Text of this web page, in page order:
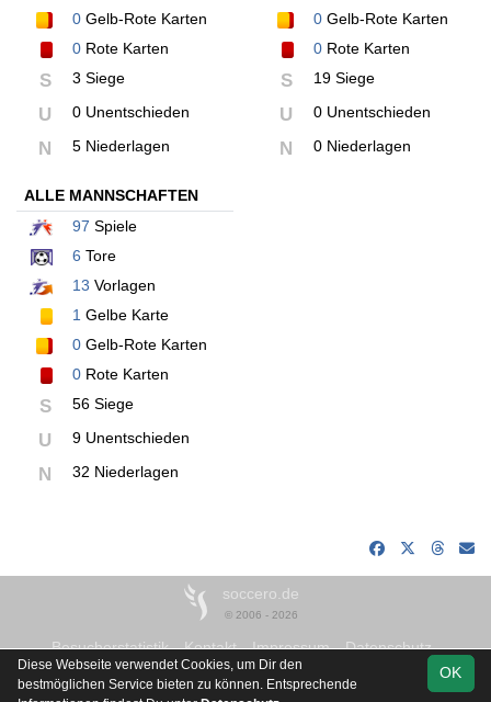
0 Gelb-Rote Karten
0 Rote Karten
S 3 Siege
U 0 Unentschieden
N 5 Niederlagen
0Gelb-Rote Karten
0Rote Karten
S 19 Siege
U 0 Unentschieden
N 0 Niederlagen
ALLE MANNSCHAFTEN
97 Spiele
6 Tore
13 Vorlagen
1 Gelbe Karte
0 Gelb-Rote Karten
0 Rote Karten
S 56 Siege
U 9 Unentschieden
N 32 Niederlagen
soccero.de
© 2006 - 2026
Besucherstatistik Kontakt Impressum
Datenschutz
OK
Diese Webseite verwendet Cookies, um Dir den
bestmöglichen Service bieten zu können. Entsprechende